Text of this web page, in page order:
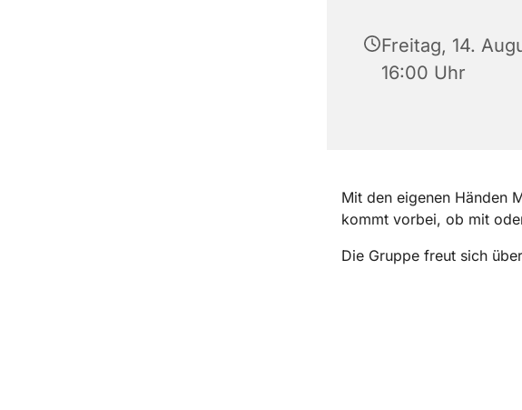
Freitag, 14.
16:00 Uhr
Mit den eigenen Händen
kommt vorbei, ob mit
Die Gruppe freut sich